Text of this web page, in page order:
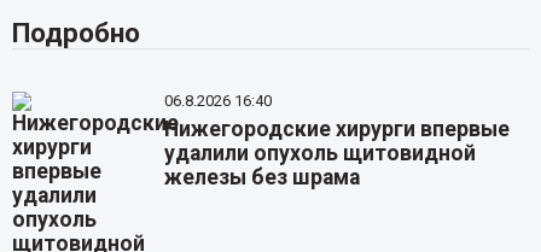
Подробно
06.8.2026 16:40
Нижегородские хирурги впервые
удалили опухоль щитовидной
железы без шрама